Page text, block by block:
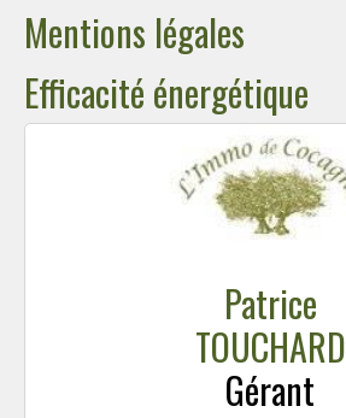
Mentions légales
Efficacité énergétique
Patrice
TOUCHARD
Gérant